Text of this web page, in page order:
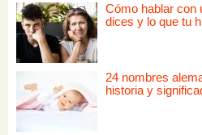
Cómo hablar con
dices y lo que tu
24 nombres
historia y